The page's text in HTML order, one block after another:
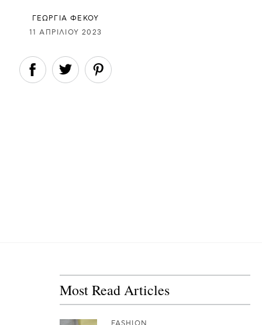
ΓΕΩΡΓΙΑ ΦΕΚΟΥ
11 ΑΠΡΙΛΊΟΥ 2023
Most Read Articles